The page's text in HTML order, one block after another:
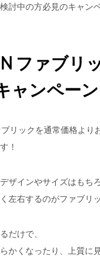
討中の方必見のキャン
ファブリ
ャンペーン
リックを通常価格より
！
ザインやサイズはもち
左右するのがファブリ
だけで、
かくなったり、上質に